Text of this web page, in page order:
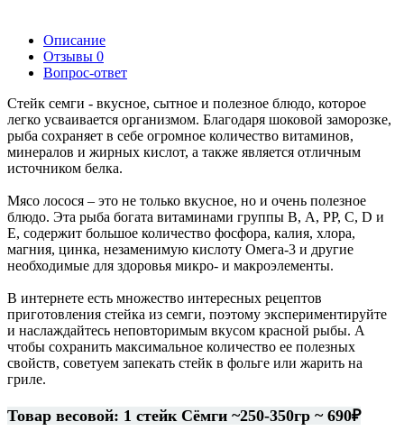
Описание
Отзывы 0
Вопрос-ответ
Стейк семги - вкусное, сытное и полезное блюдо, которое
легко усваивается организмом. Благодаря шоковой заморозке,
рыба сохраняет в себе огромное количество витаминов,
минералов и жирных кислот, а также является отличным
источником белка.
Мясо лосося – это не только вкусное, но и очень полезное
блюдо. Эта рыба богата витаминами группы В, А, РР, С, D и
Е, содержит большое количество фосфора, калия, хлора,
магния, цинка, незаменимую кислоту Омега-3 и другие
необходимые для здоровья микро- и макроэлементы.
В интернете есть множество интересных рецептов
приготовления стейка из семги, поэтому экспериментируйте
и наслаждайтесь неповторимым вкусом красной рыбы. А
чтобы сохранить максимальное количество ее полезных
свойств, советуем запекать стейк в фольге или жарить на
гриле.
Товар весовой: 1 стейк Сёмги ~250-350гр ~ 690₽